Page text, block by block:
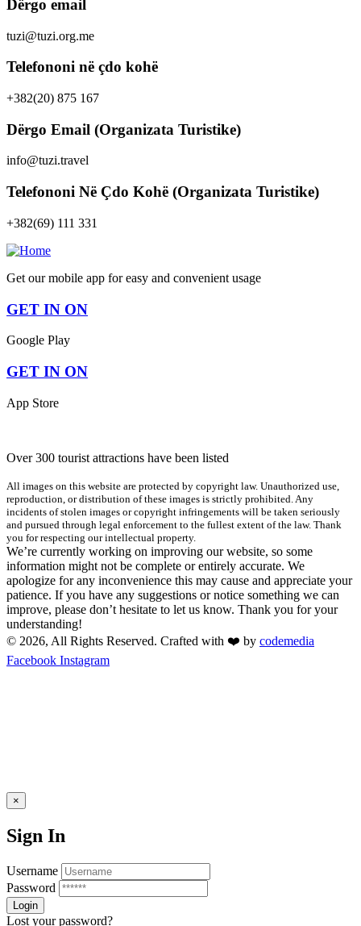
Dërgo email
tuzi@tuzi.org.me
Telefononi në çdo kohë
+382(20) 875 167
Dërgo Email (Organizata Turistike)
info@tuzi.travel
Telefononi Në Çdo Kohë (Organizata Turistike)
+382(69) 111 331
Get our mobile app for easy and convenient usage
GET IN ON
Google Play
GET IN ON
App Store
Over 300 tourist attractions have been listed
All images on this website are protected by copyright law. Unauthorized use,
reproduction, or distribution of these images is strictly prohibited. Any
incidents of stolen images or copyright infringements will be taken seriously
and pursued through legal enforcement to the fullest extent of the law. Thank
you for respecting our intellectual property.
We’re currently working on improving our website, so some
information might not be complete or entirely accurate. We
apologize for any inconvenience this may cause and appreciate your
patience. If you have any suggestions or notice something we can
improve, please don’t hesitate to let us know. Thank you for your
understanding!
© 2026, All Rights Reserved. Crafted with ❤️ by codemedia
Facebook Instagram
×
Sign In
Username
Password
Lost your password?